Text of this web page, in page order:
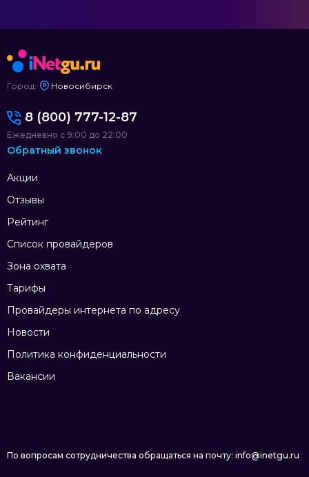
Город: Новосибирск
Акции
Отзывы
Рейтинг
Список провайдеров
Зона охвата
Тарифы
Провайдеры интернета по адресу
Новости
Политика конфиденциальности
Вакансии
8 (800) 777-12-87
Ежедневно с 9:00 до 22:00
Обратный звонок
По вопросам сотрудничества обращаться на почту: info@inetgu.ru